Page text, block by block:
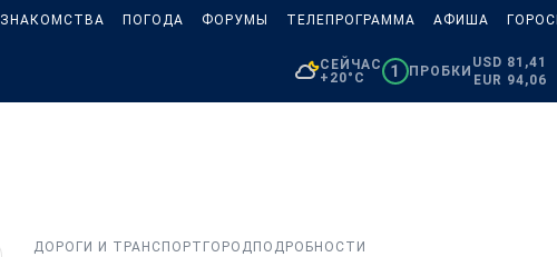
ЗНАКОМСТВА ПОГОДА ФОРУМЫ ТЕЛЕПРОГРАММА АФИША
СЕЙЧАС
+20°C
1 ПРОБКИ
USD 81,41
EUR 94,06
ДОРОГИ И ТРАНСПОРТ ГОРОД ПОДРОБНОСТИ